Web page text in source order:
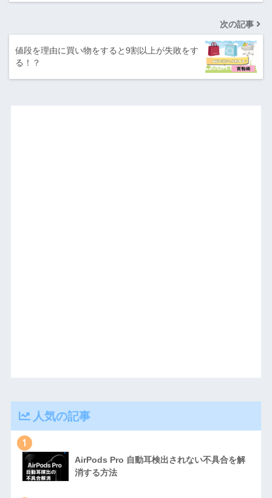
次の記事
値段を理由に買い物をすると9割以上が失敗をす
る！？
人気の記事
1
AirPods Pro 自動耳検出されない不具合を解
消する方法